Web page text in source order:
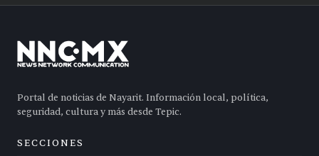
Portal de noticias de Nayarit. Información local, política,
seguridad, cultura y más desde Tepic.
SECCIONES